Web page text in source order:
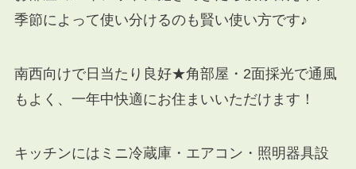
季節によって使い分けるのも賢い使い方です♪
南西向けで日当たり良好★角部屋・2面採光で通風
もよく、一年中快適にお住まいいただけます！
キッチンにはミニ冷蔵庫・エアコン・照明器具設